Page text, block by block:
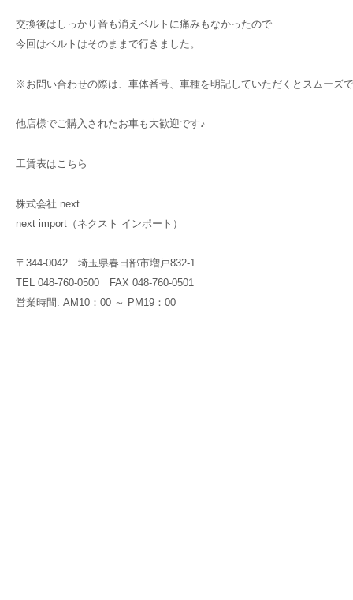
交換後はしっかり音も消えベルトに痛みもなかったので
今回はベルトはそのままで行きました。
※お問い合わせの際は、車体番号、車種を明記していただくとスムーズ
他店様でご購入されたお車も大歓迎です♪
工賃表はこちら
株式会社 next
next import（ネクスト インポート）
〒344-0042 埼玉県春日部市増戸832-1
TEL 048-760-0500 FAX 048-760-0501
営業時間. AM10：00 ～ PM19：00